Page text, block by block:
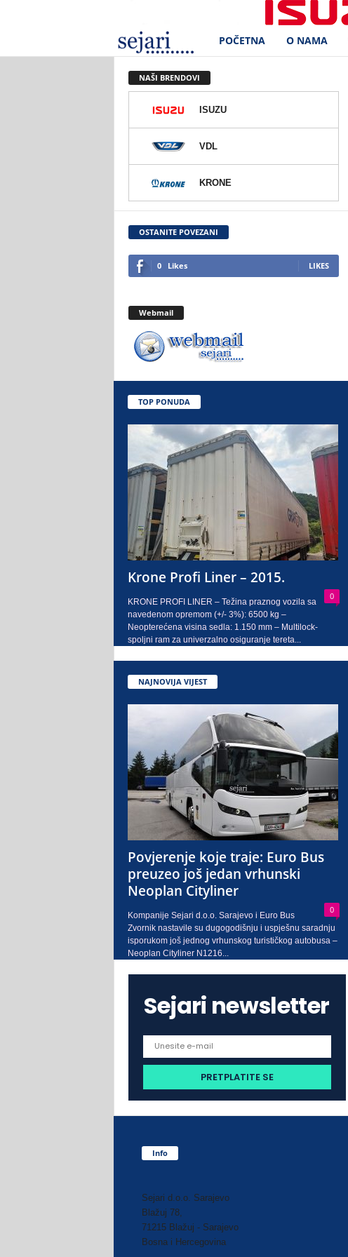
e
r
d
.
o
.
a
j
o
POČETNA O NAMA
NAŠI BRENDOVI
ISUZU
VDL
KRONE
OSTANITE POVEZANI
0 Likes LIKES
Webmail
TOP PONUDA
Krone Profi Liner – 2015.
0
KRONE PROFI LINER – Težina praznog vozila sa
navedenom opremom (+/- 3%): 6500 kg –
Neopterećena visina sedla: 1.150 mm – Multilock-
spoljni ram za univerzalno osiguranje tereta...
NAJNOVIJA VIJEST
Povjerenje koje traje: Euro Bus
preuzeo još jedan vrhunski
Neoplan Cityliner
0
Kompanije Sejari d.o.o. Sarajevo i Euro Bus
Zvornik nastavile su dugogodišnju i uspješnu saradnju
isporukom još jednog vrhunskog turističkog autobusa –
Neoplan Cityliner N1216...
Sejari newsletter
Info
Sejari d.o.o. Sarajevo
Blažuj 78,
71215 Blažuj - Sarajevo
Bosna i Hercegovina